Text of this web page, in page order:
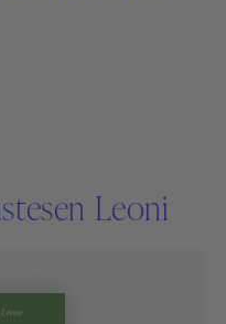
Leoni